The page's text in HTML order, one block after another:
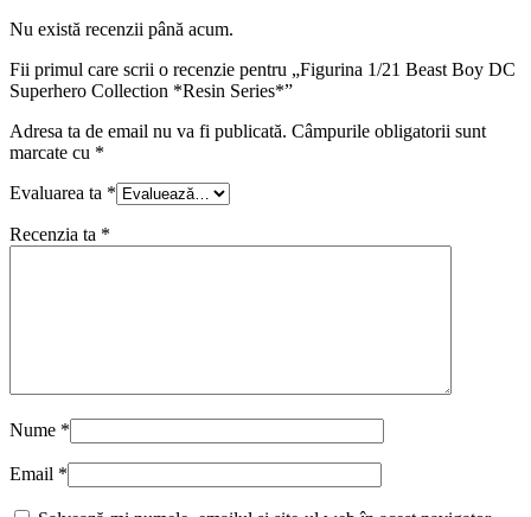
Nu există recenzii până acum.
Fii primul care scrii o recenzie pentru „Figurina 1/21 Beast Boy DC
Superhero Collection *Resin Series*”
Adresa ta de email nu va fi publicată. Câmpurile obligatorii sunt
marcate cu *
Evaluarea ta *
Recenzia ta *
Nume *
Email *